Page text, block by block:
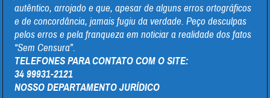
autêntico, arrojado e que, apesar de alguns erros ortográficos
e de concordância, jamais fugiu da verdade. Peço desculpas
pelos erros e pela franqueza em noticiar a realidade dos fatos
“Sem Censura”.
TELEFONES PARA CONTATO COM O SITE:
34 99931-2121
NOSSO DEPARTAMENTO JURÍDICO